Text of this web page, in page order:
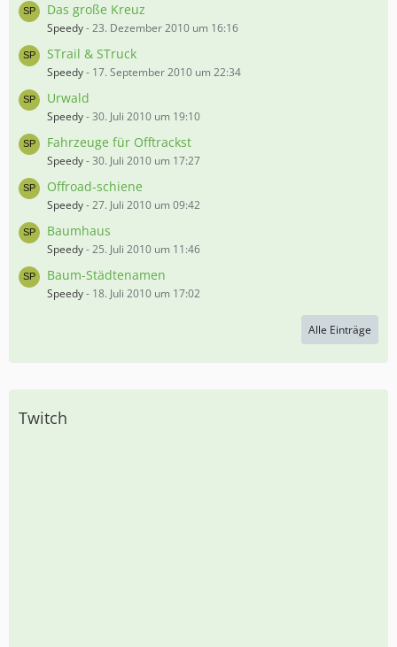
Das große Kreuz
Speedy-23. Dezember 2010 um 16:16
STrail & STruck
Speedy- 17. September 2010 um 22:34
Urwald
Speedy-30. Juli 2010 um 19:10
Fahrzeuge für Offtrackst
Speedy-30. Juli 2010 um 17:27
Offroad-schiene
Speedy-27. Juli 2010 um 09:42
Baumhaus
Speedy-25. Juli 2010 um 11:46
Baum-Städtenamen
Speedy- 18. Juli 2010 um 17:02
Alle Einträge
Twitch